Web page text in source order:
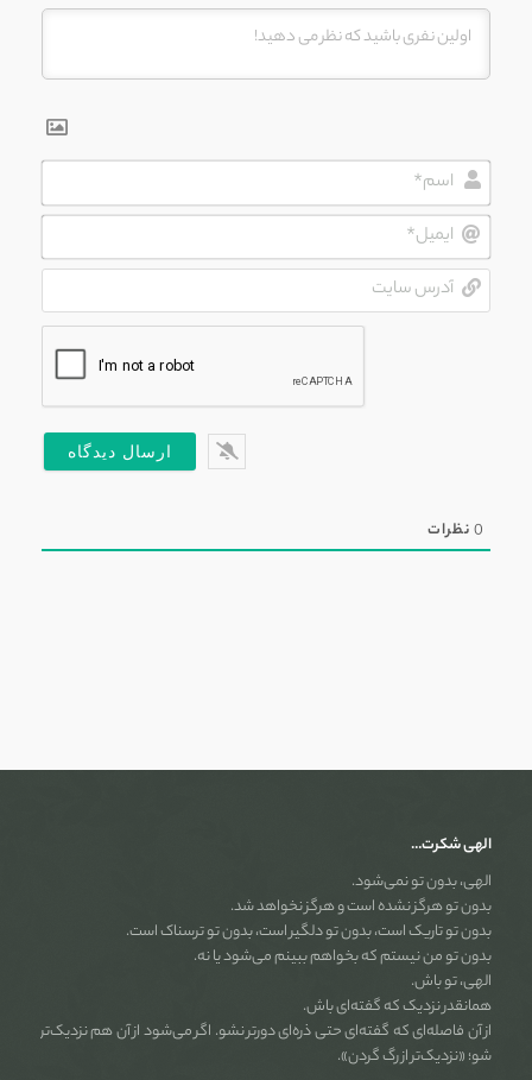
ایمیل*
0نظرات
الهی شکرت…
الهی، بدون تو نمی‌شود.
بدون تو هرگز نشده است و هرگز نخواهد شد.
بدون تو تاریک است، بدون تو دلگیر است، بدون تو ترسناک است.
بدون تو من نیستم که بخواهم ببینم می‌شود یا نه.
الهی، تو باش.
همانقدر نزدیک که گفته‌ای باش.
از آن فاصله‌ای که گفته‌ای حتی ذره‌ای دورتر نشو. اگر می‌شود از آن هم نزدیک‌تر
شو؛ «نزدیک‌تر از رگ گردن».